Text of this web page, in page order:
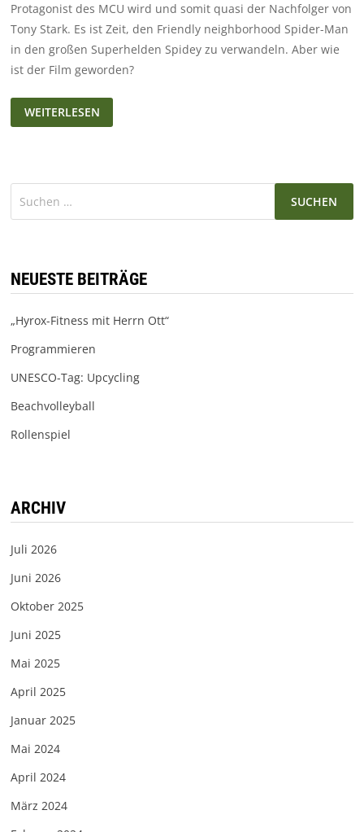
Protagonist des MCU wird und somit quasi der Nachfolger von
Tony Stark. Es ist Zeit, den Friendly neighborhood Spider-Man
in den großen Superhelden Spidey zu verwandeln. Aber wie
ist der Film geworden?
SPIDER-
MAN:
FAR
WEITERLESEN
NEUESTE BEITRÄGE
„Hyrox-Fitness mit Herrn Ott“
Programmieren
UNESCO-Tag: Upcycling
Beachvolleyball
Rollenspiel
ARCHIV
Juli 2026
Juni 2026
Oktober 2025
Juni 2025
Mai 2025
April 2025
Januar 2025
Mai 2024
April 2024
März 2024